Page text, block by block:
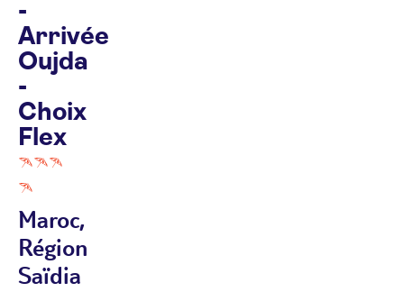
-
Arrivée
Oujda
-
Choix
Flex
Maroc,
Région
Saïdia